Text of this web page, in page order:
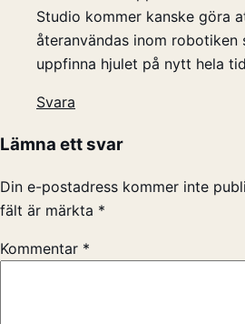
Studio kommer kanske göra
återanvändas inom
uppfinna hjulet på nytt hela
Svara
Lämna ett svar
Din e-postadress kommer inte
fält är märkta *
Kommentar *